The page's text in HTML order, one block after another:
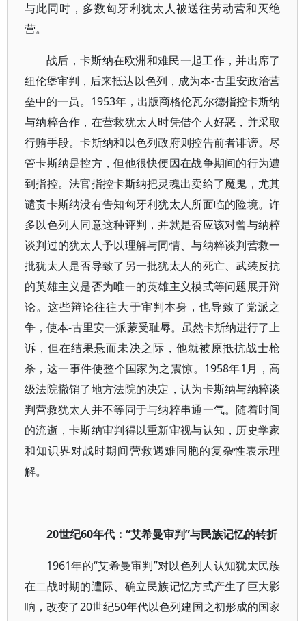
与此同时，多数匈牙利犹太人被送往劳动营和灭绝
营。
战后，卡斯纳在欧洲和难民一起工作，并出席了
纽伦堡审判，后来抵达以色列，成为本-古里安政治营
垒中的一员。1953年，出版商格伦瓦尔德指控卡斯纳
与纳粹合作，在营救犹太人时凭借个人好恶，并采取
行贿手段。卡斯纳和以色列政府则控告前者诽谤。尽
管卡斯纳是控方，但他很快便因在战争期间的行为遭
到指控。法官指控卡斯纳把灵魂出卖给了魔鬼，尤其
谴责卡斯纳没有告知匈牙利犹太人所面临的险境。许
多以色列人同意这种评判，并就是否应该对曾与纳粹
谈判过的犹太人予以理解与同情、与纳粹谈判营救一
批犹太人是否导致了另一批犹太人的死亡、武装反抗
的英雄主义是否为唯一的英雄主义模式等问题展开辩
论。这些辩论往往大于审判本身，也导致了党派之
争，使本-古里安一派蒙受耻辱。虽然卡斯纳进行了上
诉，但在结果悬而未决之际，他就被原抵抗战士枪
杀，这一事件使整个国家为之震惊。1958年1月，高
级法院撤销了地方法院的决定，认为卡斯纳与纳粹谈
判营救犹太人并不等同于与纳粹串通一气。随着时间
的流逝，卡斯纳审判得以重新审视与认知，历史学家
和知识界对战时期间营救遇难同胞的复杂性表示理
解。
20世纪60年代：“艾希曼审判”与民族记忆的转折
1961年的“艾希曼审判”对以色列人认知犹太民族
在二战时期的遭际、确立民族记忆方式产生了巨大影
响，改变了20世纪50年代以色列建国之初形成的国家